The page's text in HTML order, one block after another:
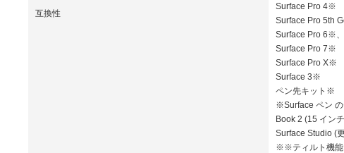
互換性
Surface Pro 4※
Surface Pro 5th
Surface Pro 6※
Surface Pro 7※
Surface Pro X※
Surface 3※
ペン先キット※
※Surface ペン の
Book 2 (15 イン
Surface Studio (
※※ティルト機能